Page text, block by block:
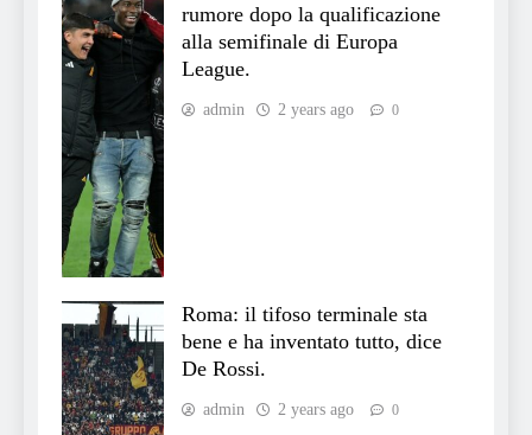
rumore dopo la qualificazione
alla semifinale di Europa
League.
admin 2 years ago 0
Roma: il tifoso terminale sta
bene e ha inventato tutto, dice
De Rossi.
admin 2 years ago 0